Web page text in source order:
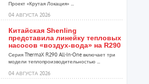
Проект «Крутая Локация» ...
04 АВГУСТА 2026
Китайская Shenling
представила линейку тепловых
насосов «воздух-вода» на R290
Серия ThermaX R290 All-In-One включает три
модели теплопроизводительностью ...
04 АВГУСТА 2026